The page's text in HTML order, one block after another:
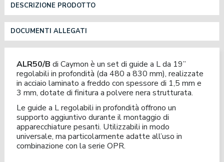
DESCRIZIONE PRODOTTO
DOCUMENTI ALLEGATI
ALR50/B di Caymon è un set di guide a L da 19”
regolabili in profondità (da 480 a 830 mm), realizzate
in acciaio laminato a freddo con spessore di 1,5 mm e
3 mm, dotate di finitura a polvere nera strutturata.
Le guide a L regolabili in profondità offrono un
supporto aggiuntivo durante il montaggio di
apparecchiature pesanti. Utilizzabili in modo
universale, ma particolarmente adatte all’uso in
combinazione con la serie OPR.